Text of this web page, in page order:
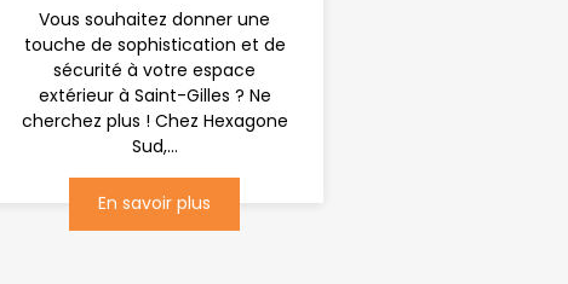
Vous souhaitez donner une
touche de sophistication et de
sécurité à votre espace
extérieur à Saint-Gilles ? Ne
cherchez plus ! Chez Hexagone
Sud,...
En savoir plus